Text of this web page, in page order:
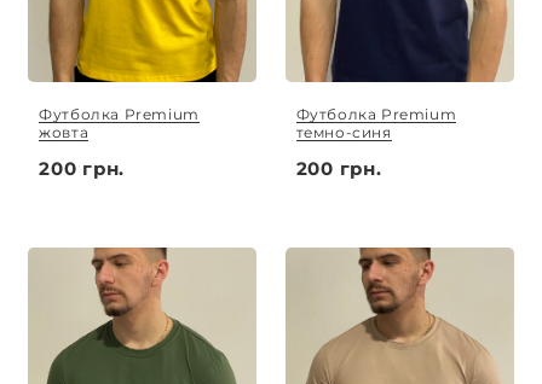
Футболка Premium
жовта
200 грн.
Футболка Premium
темно-синя
200 грн.